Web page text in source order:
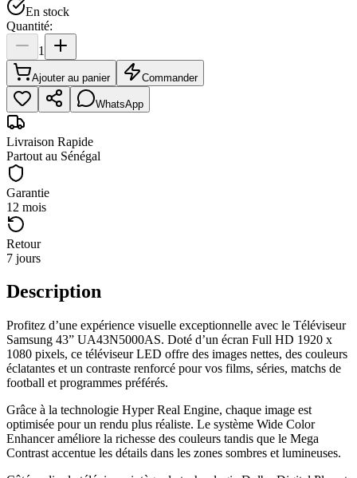
En stock
Quantité:
1
Ajouter au panier Commander
WhatsApp
Livraison Rapide
Partout au Sénégal
Garantie
12 mois
Retour
7 jours
Description
Profitez d’une expérience visuelle exceptionnelle avec le Téléviseur
Samsung 43” UA43N5000AS. Doté d’un écran Full HD 1920 x
1080 pixels, ce téléviseur LED offre des images nettes, des couleurs
éclatantes et un contraste renforcé pour vos films, séries, matchs de
football et programmes préférés.
Grâce à la technologie Hyper Real Engine, chaque image est
optimisée pour un rendu plus réaliste. Le système Wide Color
Enhancer améliore la richesse des couleurs tandis que le Mega
Contrast accentue les détails dans les zones sombres et lumineuses.